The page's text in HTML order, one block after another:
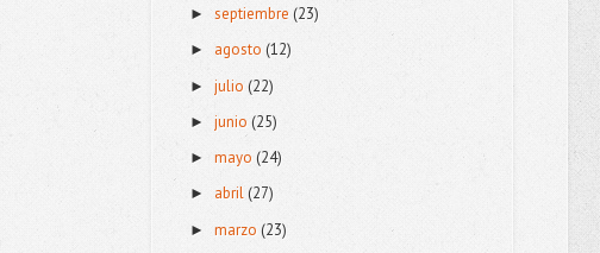
►septiembre(23)
► agosto(12)
►julio(22)
►junio(25)
►mayo(24)
► abril(27)
►marzo(23)